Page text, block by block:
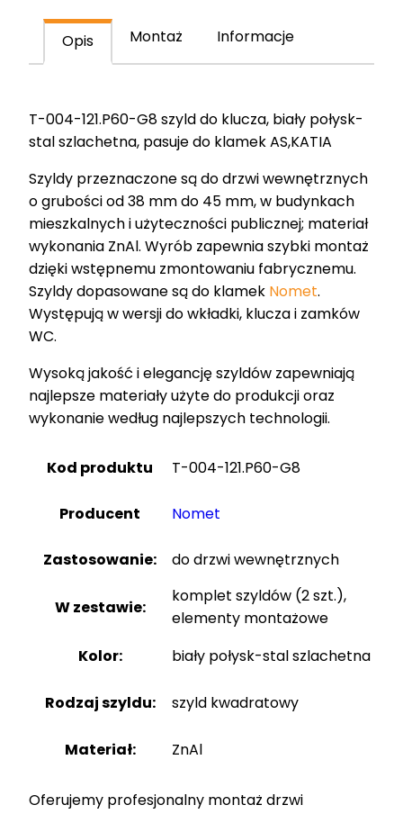
szlachetna
121.P60-
G8
Opis Montaż Informacje
T-004-121.P60-G8 szyld do klucza, biały połysk-
stal szlachetna, pasuje do klamek AS,KATIA
Szyldy przeznaczone są do drzwi wewnętrznych
o grubości od 38 mm do 45 mm, w budynkach
mieszkalnych i użyteczności publicznej; materiał
wykonania ZnAl. Wyrób zapewnia szybki montaż
dzięki wstępnemu zmontowaniu fabrycznemu.
Szyldy dopasowane są do klamek Nomet.
Występują w wersji do wkładki, klucza i zamków
WC.
Wysoką jakość i elegancję szyldów zapewniają
najlepsze materiały użyte do produkcji oraz
wykonanie według najlepszych technologii.
Kod produktu T-004-121.P60-G8
Producent Nomet
Zastosowanie: do drzwi wewnętrznych
W zestawie:
komplet szyldów (2 szt.),
elementy montażowe
Kolor:
biały połysk-stal szlachetna
Rodzaj szyldu: szyld kwadratowy
Materiał: ZnAl
Oferujemy profesjonalny montaż drzwi